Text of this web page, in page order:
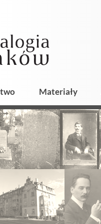
Materiały